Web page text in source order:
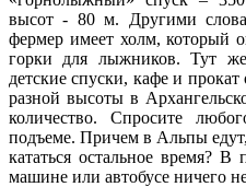
высот - 80 м. Другими
фермер имеет холм, который
горки для лыжников. Тут
детские спуски, кафе и
разной высоты в
количество. Спросите
подъеме. Причем в Альпы
кататься остальное время?
машине или автобусе ничего